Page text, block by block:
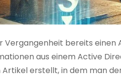
Vergangenheit bereits
aus einem Active
Artikel erstellt, in dem man